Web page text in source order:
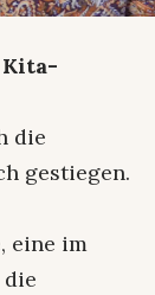
Kita-
die
gestiegen.
eine im